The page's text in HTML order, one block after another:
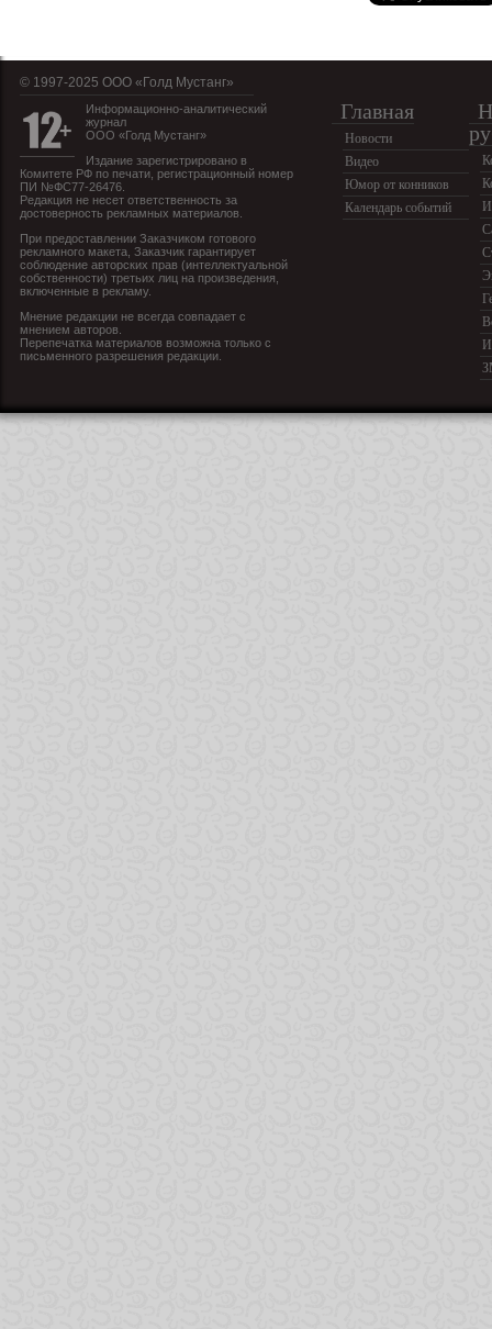
© 1997-2025 OOO «Голд Мустанг»
Информационно-аналитический
журнал
ООО «Голд Мустанг»
Издание зарегистрировано в
Комитете РФ по печати, регистрационный номер
ПИ №ФС77-26476.
Редакция не несет ответственность за
достоверность рекламных материалов.
При предоставлении Заказчиком готового
рекламного макета, Заказчик гарантирует
соблюдение авторских прав (интеллектуальной
собственности) третьих лиц на произведения,
включенные в рекламу.
Мнение редакции не всегда совпадает с
мнением авторов.
Перепечатка материалов возможна только с
письменного разрешения редакции.
Главная
Новости
Видео
Юмор от конников
Календарь событий